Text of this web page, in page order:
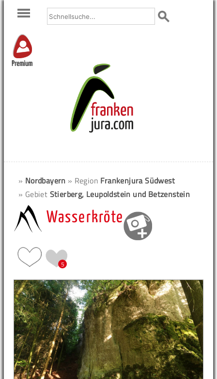
Premium
» Nordbayern » Region Frankenjura Südwest
» Gebiet Stierberg, Leupoldstein und Betzenstein
Wasserkröte
5